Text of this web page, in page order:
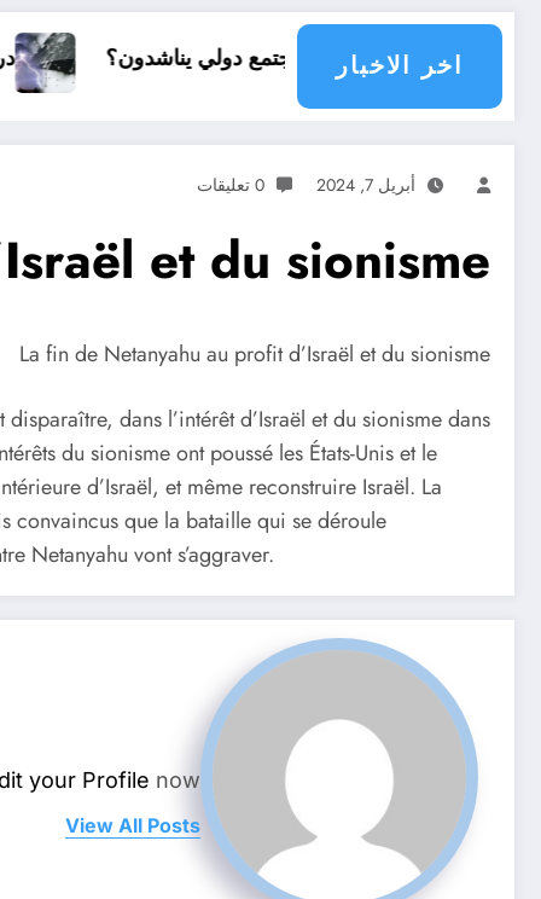
اخر الاخبار
أي مجتمع دولي يناشدون؟ درجات الحرارة و
أبريل 7, 2024 0 تعليقات
et du sionisme
La fin de Netanyahu au profit d’Israël et du sionisme
dans l’intérêt d’Israël et du sionisme dans
du sionisme ont poussé les États-Unis et le
d’Israël, et même reconstruire Israël. La
convaincus que la bataille qui se déroule
Netanyahu vont s’aggraver.
your Profile now.
View All Posts